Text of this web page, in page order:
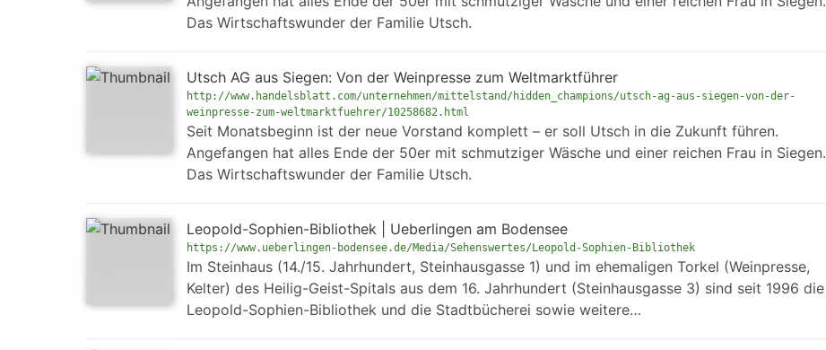
Das Wirtschaftswunder der Familie Utsch.
Utsch AG aus Siegen: Von der Weinpresse zum Weltmarktführer
http://www.handelsblatt.com/unternehmen/mittelstand/hidden_champions/utsch-ag-aus-siegen-von-der-
weinpresse-zum-weltmarktfuehrer/10258682.html
Seit Monatsbeginn ist der neue Vorstand komplett – er soll Utsch in die Zukunft führen.
Angefangen hat alles Ende der 50er mit schmutziger Wäsche und einer reichen Frau in Siegen.
Das Wirtschaftswunder der Familie Utsch.
Leopold-Sophien-Bibliothek | Ueberlingen am Bodensee
https://www.ueberlingen-bodensee.de/Media/Sehenswertes/Leopold-Sophien-Bibliothek
Im Steinhaus (14./15. Jahrhundert, Steinhausgasse 1) und im ehemaligen Torkel (Weinpresse,
Kelter) des Heilig-Geist-Spitals aus dem 16. Jahrhundert (Steinhausgasse 3) sind seit 1996 die
Leopold-Sophien-Bibliothek und die Stadtbücherei sowie weitere…